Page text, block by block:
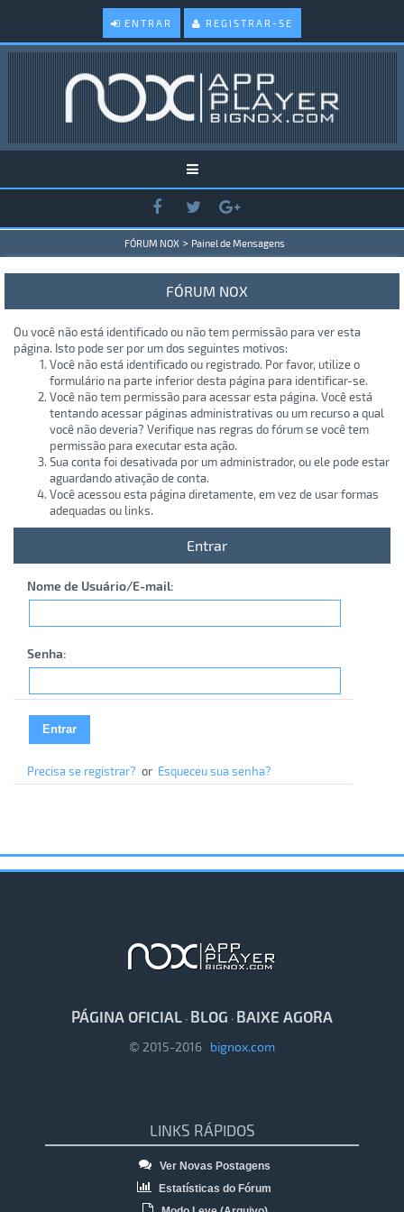
ENTRAR REGISTRAR-SE
FÓRUM NOX > Painel de Mensagens
FÓRUM NOX
Ou você não está identificado ou não tem permissão para ver esta
página. Isto pode ser por um dos seguintes motivos:
Você não está identificado ou registrado. Por favor, utilize o
formulário na parte inferior desta página para identificar-se.
Você não tem permissão para acessar esta página. Você está
tentando acessar páginas administrativas ou um recurso a qual
você não deveria? Verifique nas regras do fórum se você tem
permissão para executar esta ação.
Sua conta foi desativada por um administrador, ou ele pode estar
aguardando ativação de conta.
Você acessou esta página diretamente, em vez de usar formas
adequadas ou links.
Entrar
Nome de Usuário/E-mail:
Senha:
Precisa se registrar? or Esqueceu sua senha?
PÁGINA OFICIAL · BLOG · BAIXE AGORA
© 2015-2016 bignox.com
LINKS RÁPIDOS
Ver Novas Postagens
Estatísticas do Fórum